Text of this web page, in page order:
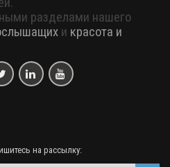
разделами нашего
и красота и
на рассылку: